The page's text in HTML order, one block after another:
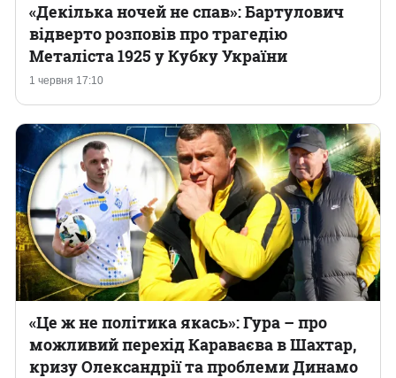
1 червня 17:10
«Декілька ночей не спав»: Бартулович
відверто розповів про трагедію
Металіста 1925 у Кубку України
«Це ж не політика якась»: Гура – про
можливий перехід Караваєва в Шахтар,
кризу Олександрії та проблеми Динамо